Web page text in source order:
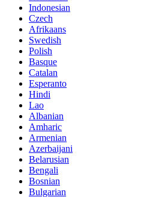
Indonesian
Czech
Afrikaans
Swedish
Polish
Basque
Catalan
Esperanto
Hindi
Lao
Albanian
Amharic
Armenian
Azerbaijani
Belarusian
Bengali
Bosnian
Bulgarian